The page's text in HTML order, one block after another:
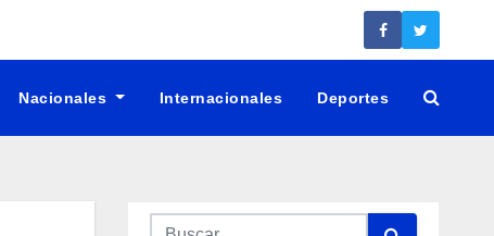
Nacionales Internacionales Deportes